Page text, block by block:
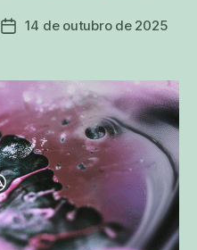
Data14 de outubro de 2025